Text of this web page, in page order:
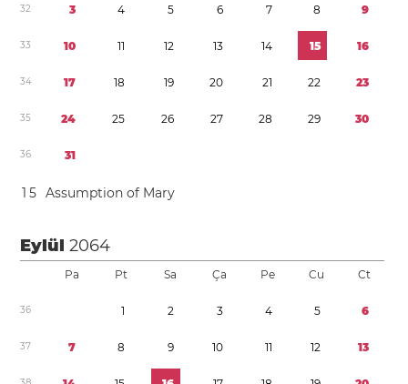
32 3 4 5 6 7 8 9
33 10 11 12 13 14 15 16
34 17 18 19 20 21 22 23
35 24 25 26 27 28 29 30
36 31
1 5 Assumption of Mary
Eylül2064
Pa Pt Sa Ça Pe Cu Ct
36 1 2 3 4 5 6
37 7 8 9 10 11 12 13